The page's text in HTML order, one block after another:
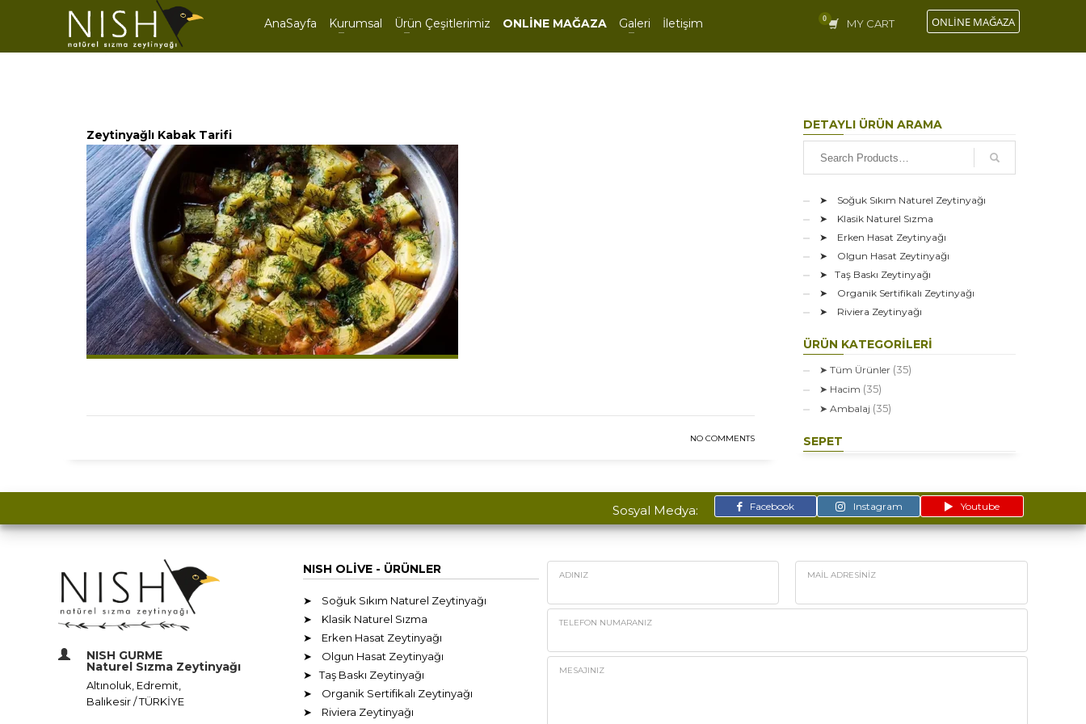
AnaSayfa Kurumsal Ürün Çeşitlerimiz ONLİNE MAĞAZA Galeri İletişim MY CART ONLİNE MAĞAZA
Zeytinyağlı Kabak Tarifi
NO COMMENTS
DETAYLI ÜRÜN ARAMA
➤ Soğuk Sıkım Naturel Zeytinyağı
➤ Klasik Naturel Sızma
➤ Erken Hasat Zeytinyağı
➤ Olgun Hasat Zeytinyağı
➤ Taş Baskı Zeytinyağı
➤ Organik Sertifikalı Zeytinyağı
➤ Riviera Zeytinyağı
ÜRÜN KATEGORILERI
➤ Tüm Ürünler (35)
➤ Hacim (35)
➤ Ambalaj (35)
SEPET
Sosyal Medya: Facebook Instagram Youtube
NISH GURME
Naturel Sızma Zeytinyağı
Altınoluk, Edremit,
Balıkesir / TÜRKİYE
NISH OLİVE - ÜRÜNLER
➤ Soğuk Sıkım Naturel Zeytinyağı
➤ Klasik Naturel Sızma
➤ Erken Hasat Zeytinyağı
➤ Olgun Hasat Zeytinyağı
➤ Taş Baskı Zeytinyağı
➤ Organik Sertifikalı Zeytinyağı
➤ Riviera Zeytinyağı
ADINIZ MAIL ADRESINIZ
TELEFON NUMARANIZ
MESAJINIZ